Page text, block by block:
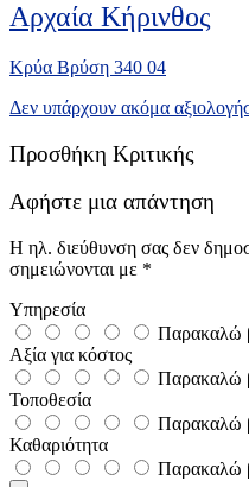
Αρχαία Κήρινθος
Κρύα Βρύση 340 04
Δεν υπάρχουν ακόμα
Προσθήκη Κριτικής
Αφήστε μια απάντηση
Η ηλ. διεύθυνση σας δεν
σημειώνονται με *
Υπηρεσία
Παρακαλώ
Αξία για κόστος
Παρακαλώ
Τοποθεσία
Παρακαλώ
Καθαριότητα
Παρακαλώ